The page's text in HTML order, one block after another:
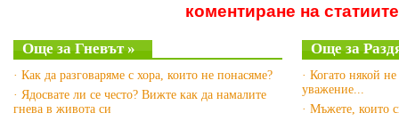
коментиране на статиите
Още за Гневът »
· Как да разговаряме с хора, които не понасяме?
· Ядосвате ли се често? Вижте как да намалите
гнева в живота си
Още за
· Когато някой
уважение...
· Мъжете, които